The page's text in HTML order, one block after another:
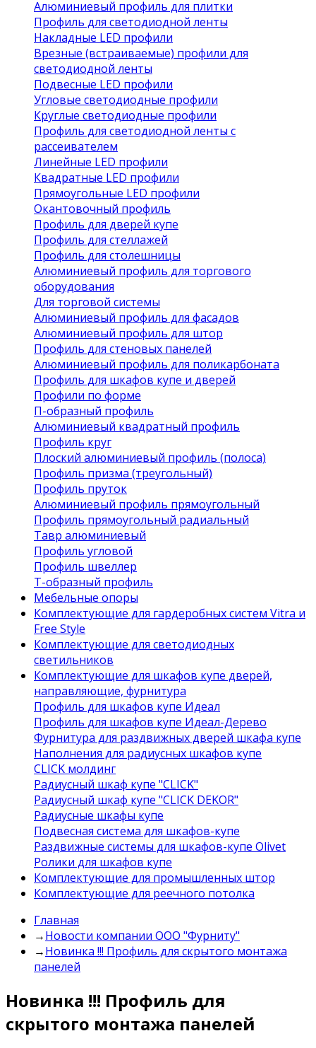
Алюминиевый профиль для плитки
Профиль для светодиодной ленты
Накладные LED профили
Врезные (встраиваемые) профили для
светодиодной ленты
Подвесные LED профили
Угловые светодиодные профили
Круглые светодиодные профили
Профиль для светодиодной ленты с
рассеивателем
Линейные LED профили
Квадратные LED профили
Прямоугольные LED профили
Окантовочный профиль
Профиль для дверей купе
Профиль для стеллажей
Профиль для столешницы
Алюминиевый профиль для торгового
оборудования
Для торговой системы
Алюминиевый профиль для фасадов
Алюминиевый профиль для штор
Профиль для стеновых панелей
Алюминиевый профиль для поликарбоната
Профиль для шкафов купе и дверей
Профили по форме
П-образный профиль
Алюминиевый квадратный профиль
Профиль круг
Плоский алюминиевый профиль (полоса)
Профиль призма (треугольный)
Профиль пруток
Алюминиевый профиль прямоугольный
Профиль прямоугольный радиальный
Тавр алюминиевый
Профиль угловой
Профиль швеллер
Т-образный профиль
Мебельные опоры
Комплектующие для гардеробных систем Vitra и
Free Style
Комплектующие для светодиодных
светильников
Комплектующие для шкафов купе дверей,
направляющие, фурнитура
Профиль для шкафов купе Идеал
Профиль для шкафов купе Идеал-Дерево
Фурнитура для раздвижных дверей шкафа купе
Наполнения для радиусных шкафов купе
CLICK молдинг
Радиусный шкаф купе "CLICK"
Радиусный шкаф купе "CLICK DEKOR"
Радиусные шкафы купе
Подвесная система для шкафов-купе
Раздвижные системы для шкафов-купе Olivet
Ролики для шкафов купе
Комплектующие для промышленных штор
Комплектующие для реечного потолка
Главная
→Новости компании ООО "Фурниту"
→Новинка !!! Профиль для скрытого монтажа
панелей
Новинка !!! Профиль для
скрытого монтажа панелей